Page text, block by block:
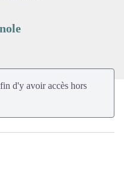
l'image en plein écran
d'y avoir accès hors